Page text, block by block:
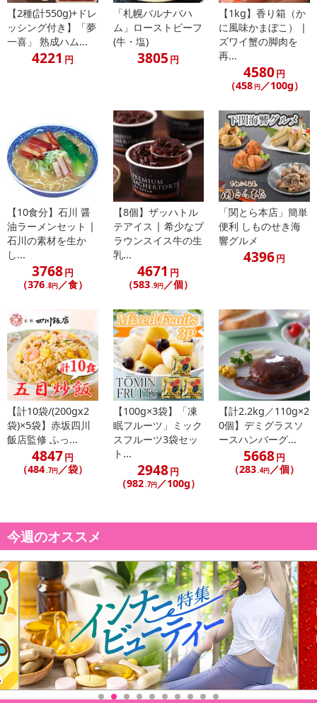
止させていただきます。
【配送伝票番号について】
※こちらの商品については商品の発送完了後、
配送伝票番号がマイページに表示されない場合もございます。予
発送日カレンダー
休業日
■その他共通および商品カテゴリー別注意事項（※必ずご確認くだ
さい）
こちらの情報は2026-07-09 14:02:14.0での情報となります。
【2種(計550g)+ドレ
ッシング付き】「夢
一喜」 熟成ハム...
4221 円
「札幌バルナバハ
ム」ローストビーフ
(牛・塩)
3805 円
【1kg】香り箱（か
に風味かまぼこ） |
ズワイ蟹の脚肉を
再...
4580円
（458 円／100g）
【10食分】石川 醤
油ラーメンセット |
石川の素材を生か
し...
3768円
（376.8円／食）
【8個】ザッハトル
テアイス | 希少なブ
ラウンスイス牛の生
乳...
4671 円
（583.9円／個）
「関とら本店」簡単
便利 しものせき海
響グルメ
4396円
【計10袋/(200gx2
袋)×5袋】赤坂四川
飯店監修 ふっ...
4847円
（484 .7円／袋）
【100g×3袋】「凍
眠フルーツ」ミック
スフルーツ3袋セッ
ト...
2948円
（982 .7円／100g）
【計2.2kg／110g×2
0個】デミグラスソ
ースハンバーグ...
5668円
（283 .4円 ／個）
今週のオススメ